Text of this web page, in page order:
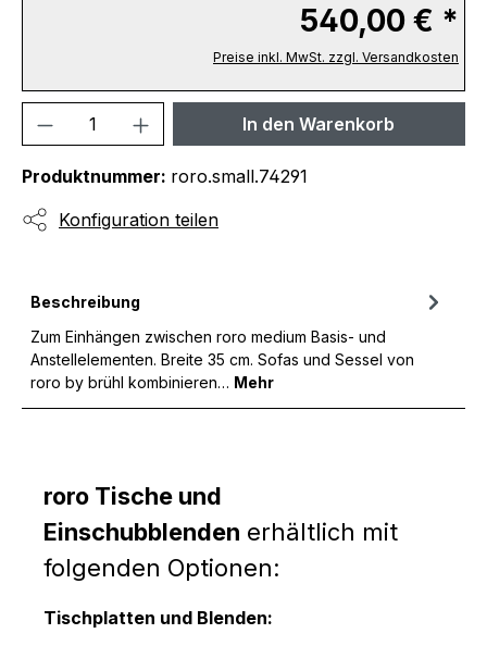
540,00 € *
Preise inkl. MwSt. zzgl. Versandkosten
Produkt Anzahl: Gib denIn den Warenkorb
Produktnummer: roro.small.74291
Konfiguration teilen
Beschreibung
Zum Einhängen zwischen roro medium Basis- und
Anstellelementen. Breite 35 cm. Sofas und Sessel von
roro by brühl kombinieren… Mehr
roro Tische und
Einschubblenden erhältlich mit
folgenden Optionen:
Tischplatten und Blenden: